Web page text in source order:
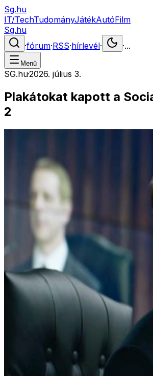
Sg.hu
IT/TechTudományJátékAutóFilm
Sg.hu
·fórum·RSS·hírlevél· ·...
Menü
SG.hu·2026. július 3.
Plakátokat kapott a
2